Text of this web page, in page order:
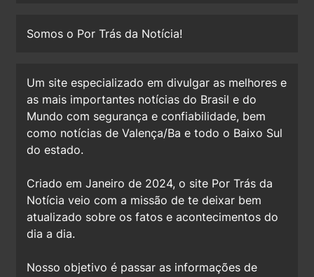
Somos o Por Trás da Notícia!
Um site especializado em divulgar as melhores e
as mais importantes notícias do Brasil e do
Mundo com segurança e confiabilidade, bem
como notícias de Valença/Ba e todo o Baixo Sul
do estado.
Criado em Janeiro de 2024, o site Por Trás da
Notícia veio com a missão de te deixar bem
atualizado sobre os fatos e acontecimentos do
dia a dia.
Nosso objetivo é passar as informações de